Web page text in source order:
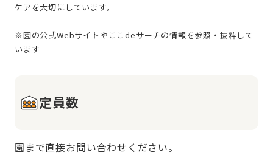
ケアを大切にしています。
※園の公式Webサイトやここdeサーチの情報を参照・抜粋して
定員数
園まで直接お問い合わせください。